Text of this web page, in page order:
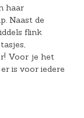
haar
Naast de
flink
Voor je het
is voor iedere